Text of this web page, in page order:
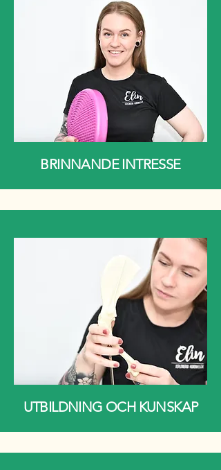
BRINNANDE INTRESSE
UTBILDNING OCH KUNSKAP